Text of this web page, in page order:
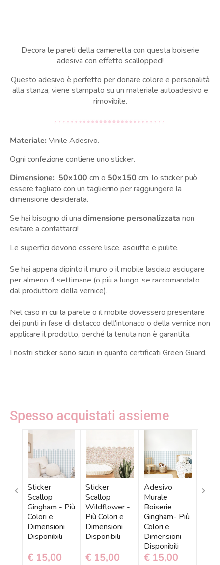
Decora le pareti della cameretta con questa boiserie
adesiva con effetto scallopped!
Questo adesivo è perfetto per donare colore e personalità
alla stanza, viene stampato su un materiale autoadesivo e
rimovibile.
Materiale: Vinile Adesivo.
Ogni confezione contiene uno sticker.
Dimensione: 50x100 cm o 50x150 cm, lo sticker può
essere tagliato con un taglierino per raggiungere la
dimensione desiderata.
Se hai bisogno di una dimensione personalizzata non
esitare a contattarci!
Le superfici devono essere lisce, asciutte e pulite.
Se hai appena dipinto il muro o il mobile lascialo asciugare
per almeno 4 settimane (o più a lungo, se raccomandato
dal produttore della vernice).
Nel caso in cui la parete o il mobile dovessero presentare
dei punti in fase di distacco dell'intonaco o della vernice non
applicare il prodotto, perché la tenuta non è garantita.
I nostri sticker sono sicuri in quanto certificati Green Guard.
Spesso acquistati assieme
Sticker
Scallop
Gingham - Più
Colori e
Dimensioni
Disponibili
€ 15,00
Sticker
Scallop
Wildflower -
Più Colori e
Dimensioni
Disponibili
€ 15,00
Adesivo
Murale
Boiserie
Gingham- Più
Colori e
Dimensioni
Disponibili
€ 15,00